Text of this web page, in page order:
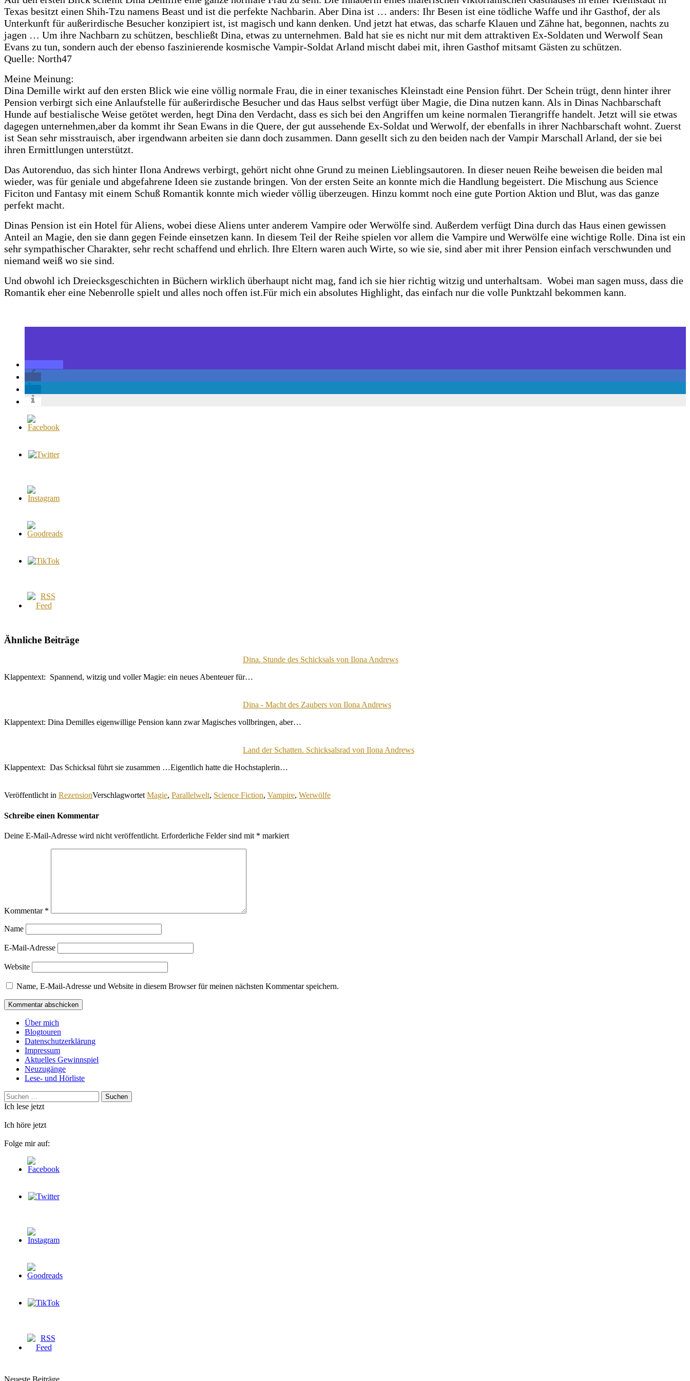
Texas besitzt einen Shih-Tzu namens Beast und ist die perfekte Nachbarin. Aber Dina ist … anders: Ihr Besen ist eine tödliche Waffe und ihr Gasthof, der als
Unterkunft für außerirdische Besucher konzipiert ist, ist magisch und kann denken. Und jetzt hat etwas, das scharfe Klauen und Zähne hat, begonnen, nachts zu
jagen … Um ihre Nachbarn zu schützen, beschließt Dina, etwas zu unternehmen. Bald hat sie es nicht nur mit dem attraktiven Ex-Soldaten und Werwolf Sean
Evans zu tun, sondern auch der ebenso faszinierende kosmische Vampir-Soldat Arland mischt dabei mit, ihren Gasthof mitsamt Gästen zu schützen.
Quelle: North47
Meine Meinung:
Dina Demille wirkt auf den ersten Blick wie eine völlig normale Frau, die in einer texanisches Kleinstadt eine Pension führt. Der Schein trügt, denn hinter ihrer
Pension verbirgt sich eine Anlaufstelle für außerirdische Besucher und das Haus selbst verfügt über Magie, die Dina nutzen kann. Als in Dinas Nachbarschaft
Hunde auf bestialische Weise getötet werden, hegt Dina den Verdacht, dass es sich bei den Angriffen um keine normalen Tierangriffe handelt. Jetzt will sie etwas
dagegen unternehmen,aber da kommt ihr Sean Ewans in die Quere, der gut aussehende Ex-Soldat und Werwolf, der ebenfalls in ihrer Nachbarschaft wohnt. Zuerst
ist Sean sehr misstrauisch, aber irgendwann arbeiten sie dann doch zusammen. Dann gesellt sich zu den beiden nach der Vampir Marschall Arland, der sie bei
ihren Ermittlungen unterstützt.
Das Autorenduo, das sich hinter Ilona Andrews verbirgt, gehört nicht ohne Grund zu meinen Lieblingsautoren. In dieser neuen Reihe beweisen die beiden mal
wieder, was für geniale und abgefahrene Ideen sie zustande bringen. Von der ersten Seite an konnte mich die Handlung begeistert. Die Mischung aus Science
Ficiton und Fantasy mit einem Schuß Romantik konnte mich wieder völlig überzeugen. Hinzu kommt noch eine gute Portion Aktion und Blut, was das ganze
perfekt macht.
Dinas Pension ist ein Hotel für Aliens, wobei diese Aliens unter anderem Vampire oder Werwölfe sind. Außerdem verfügt Dina durch das Haus einen gewissen
Anteil an Magie, den sie dann gegen Feinde einsetzen kann. In diesem Teil der Reihe spielen vor allem die Vampire und Werwölfe eine wichtige Rolle. Dina ist ein
sehr sympathischer Charakter, sehr recht schaffend und ehrlich. Ihre Eltern waren auch Wirte, so wie sie, sind aber mit ihrer Pension einfach verschwunden und
niemand weiß wo sie sind.
Und obwohl ich Dreiecksgeschichten in Büchern wirklich überhaupt nicht mag, fand ich sie hier richtig witzig und unterhaltsam. Wobei man sagen muss, dass die
Romantik eher eine Nebenrolle spielt und alles noch offen ist.Für mich ein absolutes Highlight, das einfach nur die volle Punktzahl bekommen kann.
Ähnliche Beiträge
Dina. Stunde des Schicksals von Ilona Andrews
Klappentext: Spannend, witzig und voller Magie: ein neues Abenteuer für…
Dina - Macht des Zaubers von Ilona Andrews
Klappentext: Dina Demilles eigenwillige Pension kann zwar Magisches vollbringen, aber…
Land der Schatten. Schicksalsrad von Ilona Andrews
Klappentext: Das Schicksal führt sie zusammen …Eigentlich hatte die Hochstaplerin…
Veröffentlicht in RezensionVerschlagwortet Magie, Parallelwelt, Science Fiction, Vampire, Werwölfe
Schreibe einen Kommentar
Deine E-Mail-Adresse wird nicht veröffentlicht. Erforderliche Felder sind mit * markiert
Kommentar *
Name
E-Mail-Adresse
Website
Name, E-Mail-Adresse und Website in diesem Browser für meinen nächsten Kommentar speichern.
Über mich
Blogtouren
Datenschutzerklärung
Impressum
Aktuelles Gewinnspiel
Neuzugänge
Lese- und Hörliste
Suchen
nach:
Ich lese jetzt
Ich höre jetzt
Folge mir auf:
Neueste Beiträge